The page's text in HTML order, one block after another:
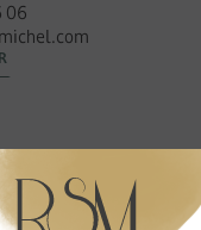
06
privilégiées